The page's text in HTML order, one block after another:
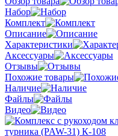
Набор
Комплект
Описание
Характеристики
Аксессуары
Отзывы
Похожие товары
Наличие
Файлы
Видео